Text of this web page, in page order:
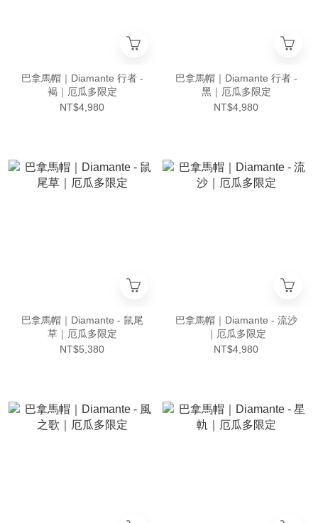
巴拿馬帽｜Diamante 行者 -
褐｜厄瓜多限定
NT$4,980
巴拿馬帽｜Diamante 行者 -
黑｜厄瓜多限定
NT$4,980
巴拿馬帽｜Diamante - 鼠尾
草｜厄瓜多限定
NT$5,380
巴拿馬帽｜Diamante - 流沙
｜厄瓜多限定
NT$4,980